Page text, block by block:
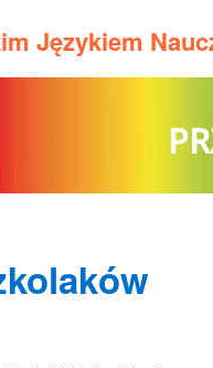
Językiem